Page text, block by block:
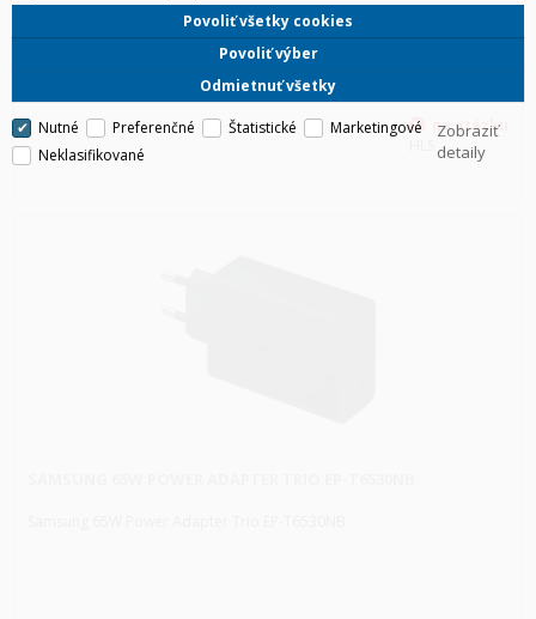
Samsung cestovná nabíjačka s USB-C, 45W, EP-T4510XB čierny
Odmietnuť všetky
Povoliť výber
Povoliť všetky cookies
Nutné Preferenčné Štatistické
Marketingové
Neklasifikované
Zobraziť
detaily